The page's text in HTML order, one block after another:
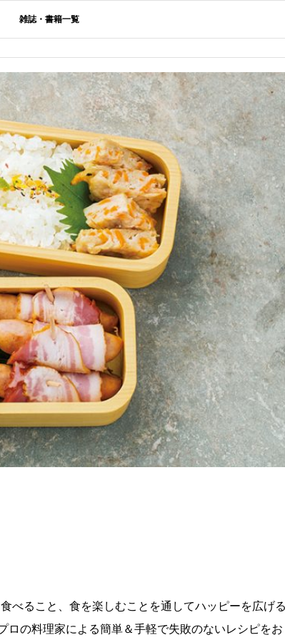
雑誌・書籍一覧
べること、食を楽しむことを通してハッピーを広げ
ロの料理家による簡単＆手軽で失敗のないレシピをお